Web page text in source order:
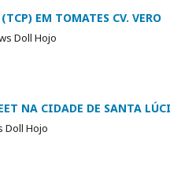
EM TOMATES CV. VERO
Doll Hojo
NA CIDADE DE SANTA
Doll Hojo